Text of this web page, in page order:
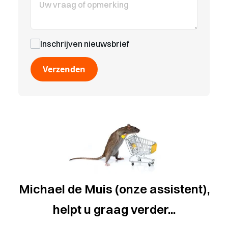
Inschrijven nieuwsbrief
Verzenden
Michael de Muis (onze assistent),
helpt u graag verder...